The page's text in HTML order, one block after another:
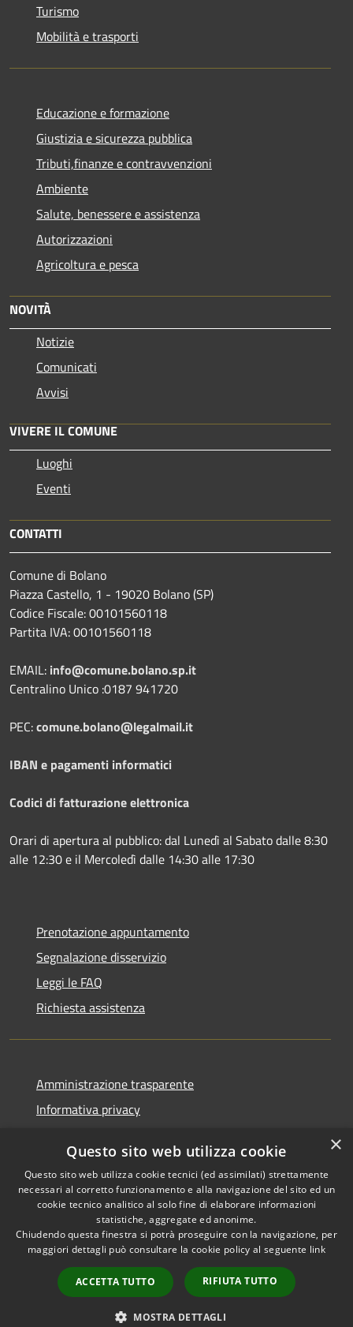
Turismo
Mobilità e trasporti
Educazione e formazione
Giustizia e sicurezza pubblica
Tributi,finanze e contravvenzioni
Ambiente
Salute, benessere e assistenza
Autorizzazioni
Agricoltura e pesca
NOVITÀ
Notizie
Comunicati
Avvisi
VIVERE IL COMUNE
Luoghi
Eventi
CONTATTI
Comune di Bolano
Piazza Castello, 1 - 19020 Bolano (SP)
Codice Fiscale: 00101560118
Partita IVA: 00101560118
EMAIL: info@comune.bolano.sp.it
Centralino Unico :0187 941720
PEC:comune.bolano@legalmail.it
IBAN e pagamenti informatici
Codici di fatturazione elettronica
Orari di apertura al pubblico: dal Lunedì al Sabato dalle 8:30
alle 12:30 e il Mercoledì dalle 14:30 alle 17:30
Prenotazione appuntamento
Segnalazione disservizio
Leggi le FAQ
Richiesta assistenza
Amministrazione trasparente
Informativa privacy
Dichiarazione di accessibilità
RSS
Accessibilità
Copyright © 2026 • Comune di
Bolano • Powered by
Municipium•
Accesso
redazione
×
Questo sito web utilizza cookie
Questo sito web utilizza cookie tecnici (ed assimilati) strettamente
necessari al corretto funzionamento e alla navigazione del sito ed un
cookie tecnico analitico al solo fine di elaborare informazioni
statistiche, aggregate ed anonime.
Chiudendo questa finestra si potrà proseguire con la navigazione, per
maggiori dettagli può consultare la cookie policy al seguente link
ACCETTA TUTTO RIFIUTA TUTTO
MOSTRA DETTAGLI